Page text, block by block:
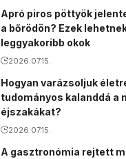
Apró piros pöttyök
a bőrödön? Ezek
leggyakoribb okok
2026.07.15.
Hogyan varázsoljuk
tudományos kalanddá a
éjszakákat?
2026.07.15.
A gasztronómia rejtett